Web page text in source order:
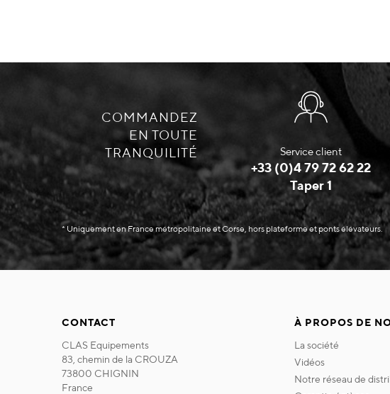
COMMANDEZ
EN TOUTE
TRANQUILITÉ
Service client
+33 (0)4 79 72 62 22
Taper 1
* Uniquement en France métropolitaine et Corse, hors plateforme et ponts élévateurs.
CONTACT
CLAS Equipements
83, chemin de la CROUZA
73800 CHIGNIN
France
À PROPOS DE
la société
vidéos
notre réseau de